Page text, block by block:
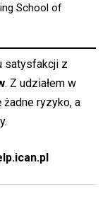
School of
satysfakcji z
. Z udziałem w
ryzyko, a